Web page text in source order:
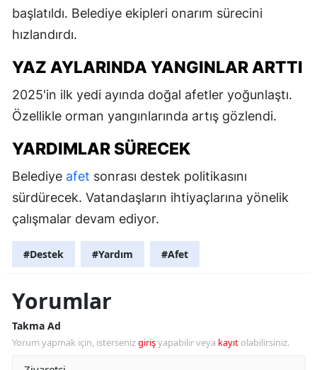
başlatıldı. Belediye ekipleri onarım sürecini
hızlandırdı.
YAZ AYLARINDA YANGINLAR ARTTI
2025'in ilk yedi ayında doğal afetler yoğunlaştı.
Özellikle orman yangınlarında artış gözlendi.
YARDIMLAR SÜRECEK
Belediye afet sonrası destek politikasını
sürdürecek. Vatandaşların ihtiyaçlarına yönelik
çalışmalar devam ediyor.
#Destek #Yardım #Afet
Yorumlar
Takma Ad
Yorum yapmak için, istersenizgirişyapabilir veya kayıt olabilirsiniz.